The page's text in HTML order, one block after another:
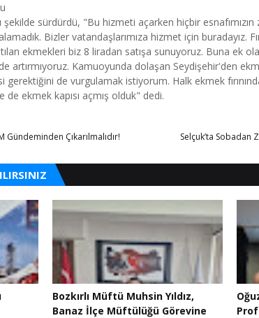
sürdürdü, "Bu hizmeti açarken hiçbir
alamadık. Bizler vatandaşlarımıza hizmet için buradayız.
ekmekleri biz 8 liradan satışa sunuyoruz. Buna ek
artırmıyoruz. Kamuoyunda dolaşan Seydişehir'den
de vurgulamak istiyorum. Halk ekmek
ekmek kapısı açmış olduk" dedi.
Selçuk’ta Sobadan
Gündeminden Çıkarılmalıdır!
Bozkırlı Müftü Muhsin Yıldız,
Banaz İlçe Müftülüğü Görevine